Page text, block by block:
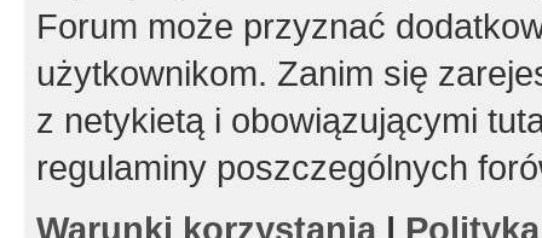
Forum może przyznać
użytkownikom. Zanim się
z netykietą i obowiązującymi
regulaminy poszczególnych
Warunki korzystania|